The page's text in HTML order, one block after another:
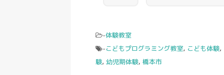
-体験教室
-こどもプログラミング教室, こども体験,
験, 幼児期体験, 橋本市